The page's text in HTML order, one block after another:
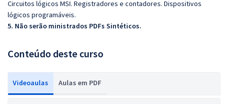
Circuitos lógicos MSI. Registradores e contadores. Dispositivos
lógicos programáveis.
5. Não serão ministrados PDFs Sintéticos.
Conteúdo deste curso
Videoaulas Aulas em PDF